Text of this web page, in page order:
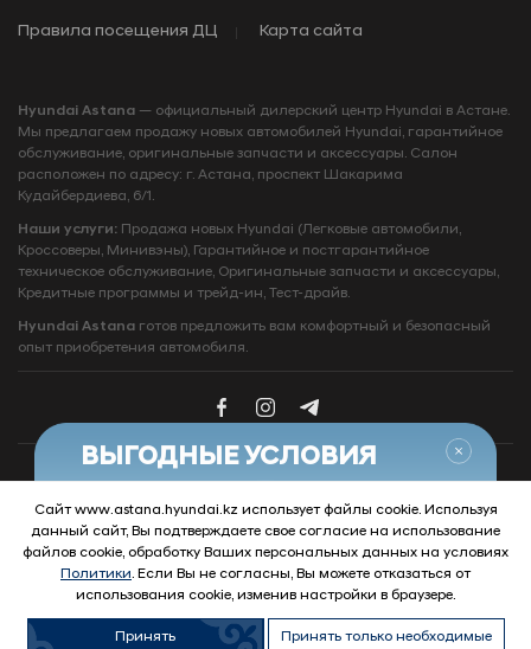
Правила посещения ДЦ Карта сайта
Hyundai Astana — официальный дилерский центр Hyundai в Астане.
Мы предлагаем продажу новых автомобилей Hyundai, гарантийное
обслуживание, оригинальные запчасти и аксессуары. Салон
расположен по адресу: г. Астана, проспект Шакарима
Кудайбердиева, 6/1.
Наши услуги: Продажа новых Hyundai (Легковые автомобили,
Кроссоверы, Минивэны), Гарантийное и постгарантийное
техническое обслуживание, Оригинальные запчасти и аксессуары,
Кредитные программы и трейд‑ин, Тест‑драйв.
Hyundai Astana готов предложить вам комфортный и безопасный
опыт приобретения автомобиля.
© 2026 Hyundai Motor Company
Сайт www.astana.hyundai.kz использует файлы cookie. Используя
данный сайт, Вы подтверждаете свое согласие на использование
файлов cookie, обработку Ваших персональных данных на условиях
Политики. Если Вы не согласны, Вы можете отказаться от
использования cookie, изменив настройки в браузере.
Принять Принять только необходимые
ВЫГОДНЫЕ УСЛОВИЯ
Узнать условия